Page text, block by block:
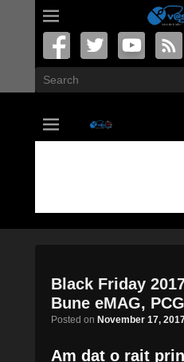
Search
vastIT.ro
Blog de Tehnologie
Black Friday
Bune eMAG,
Posted on November 17,
Am dat o rait